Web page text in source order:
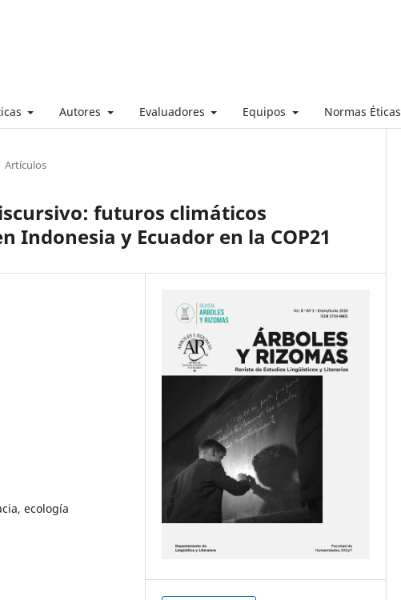
Autores Evaluadores Equipos Normas Éticas
Artículos
futuros climáticos
Indonesia y Ecuador en la COP21
ecología